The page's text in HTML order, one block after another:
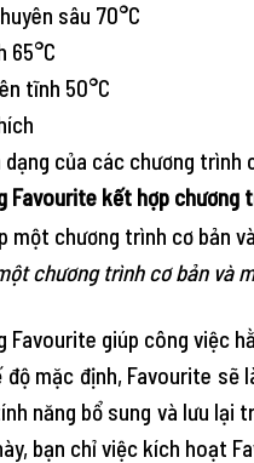
sâu 70°C
65°C
tĩnh 50°C
dạng của các chương
Favourite kết hợp
chương trình cơ bản và
Favourite giúp công việc
độ mặc định, Favourite
năng bổ sung và lưu lại
bạn chỉ việc kích hoạt